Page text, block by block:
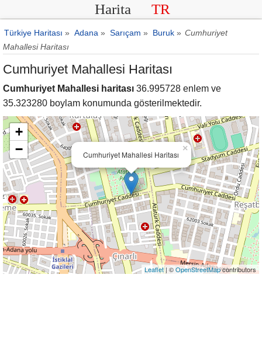
Harita TR
Türkiye Haritası » Adana » Sarıçam » Buruk » Cumhuriyet
Mahallesi Haritası
Cumhuriyet Mahallesi Haritası
Cumhuriyet Mahallesi haritası 36.995728 enlem ve
35.323280 boylam konumunda gösterilmektedir.
Cumhuriyet Mahallesi Haritası
×
+
−
Leaflet| ©OpenStreetMapcontributors